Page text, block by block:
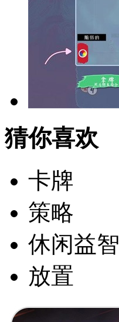
猜你喜欢
卡牌
策略
休闲益智
放置